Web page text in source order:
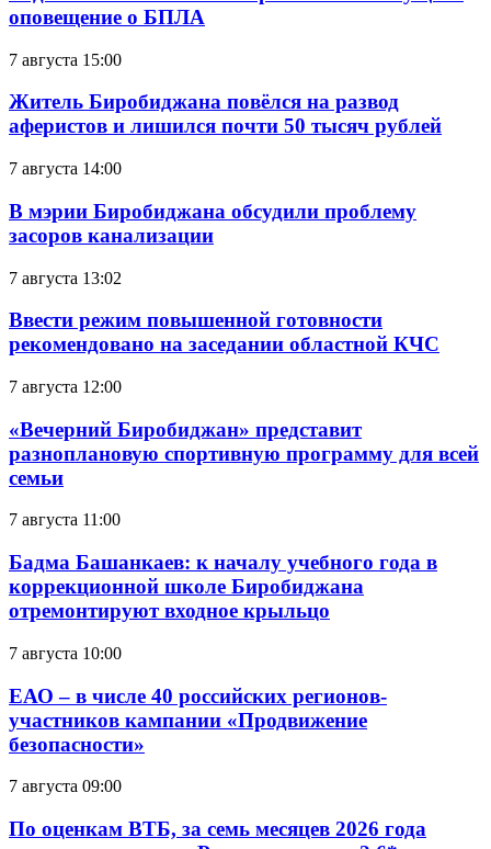
оповещение о БПЛА
7 августа 15:00
Житель Биробиджана повёлся на развод
аферистов и лишился почти 50 тысяч рублей
7 августа 14:00
В мэрии Биробиджана обсудили проблему
засоров канализации
7 августа 13:02
Ввести режим повышенной готовности
рекомендовано на заседании областной КЧС
7 августа 12:00
«Вечерний Биробиджан» представит
разноплановую спортивную программу для всей
семьи
7 августа 11:00
Бадма Башанкаев: к началу учебного года в
коррекционной школе Биробиджана
отремонтируют входное крыльцо
7 августа 10:00
ЕАО – в числе 40 российских регионов-
участников кампании «Продвижение
безопасности»
7 августа 09:00
По оценкам ВТБ, за семь месяцев 2026 года